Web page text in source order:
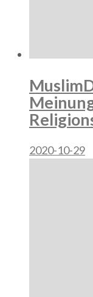
2020-10-29